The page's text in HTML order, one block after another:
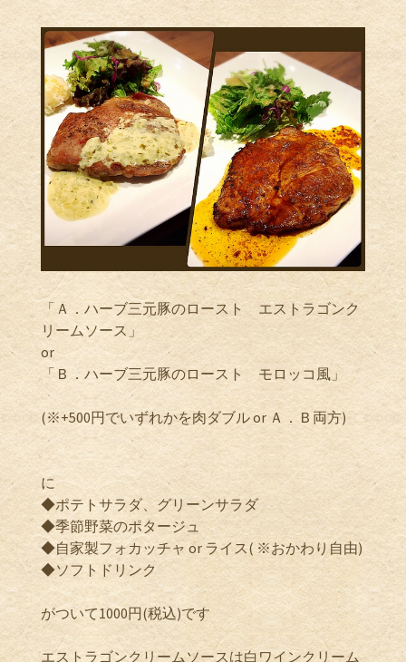
「Ａ．ハーブ三元豚のロースト エストラゴンク
リームソース」
or
「Ｂ．ハーブ三元豚のロースト モロッコ風」
(※+500円でいずれかを肉ダブル or Ａ．Ｂ両方)
に
◆ポテトサラダ、グリーンサラダ
◆季節野菜のポタージュ
◆自家製フォカッチャ or ライス( ※おかわり自由)
◆ソフトドリンク
がついて1000円(税込)です
エストラゴンクリームソースは白ワインクリーム